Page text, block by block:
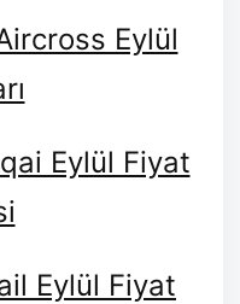
Eylül
Eylül Fiyat
Eylül Fiyat